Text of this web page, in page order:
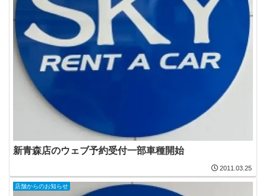
新青森店のウェブ予約受付一部車種開始
2011.03.25
店舗からのお知らせ